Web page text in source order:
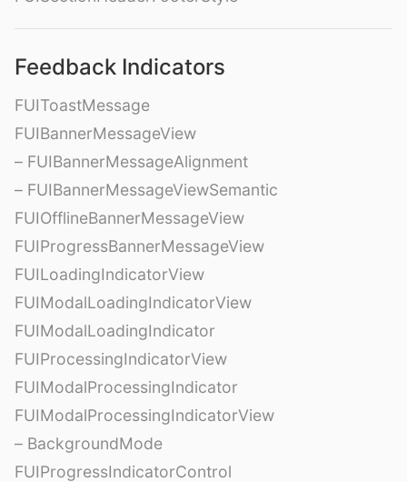
Feedback Indicators
FUIToastMessage
FUIBannerMessageView
– FUIBannerMessageAlignment
– FUIBannerMessageViewSemantic
FUIOfflineBannerMessageView
FUIProgressBannerMessageView
FUILoadingIndicatorView
FUIModalLoadingIndicatorView
FUIModalLoadingIndicator
FUIProcessingIndicatorView
FUIModalProcessingIndicator
FUIModalProcessingIndicatorView
– BackgroundMode
FUIProgressIndicatorControl